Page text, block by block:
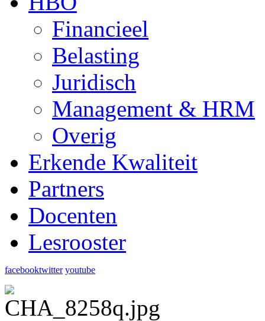
Financieel
Belasting
Juridisch
Management & HRM
Overig
Erkende Kwaliteit
Partners
Docenten
Lesrooster
facebooktwitter youtube